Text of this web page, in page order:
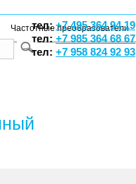
тел:+7 495 364 94 19
тел:+7 985 364 68 67
тел: +7 958 824 92 93
Частотные преобразователи